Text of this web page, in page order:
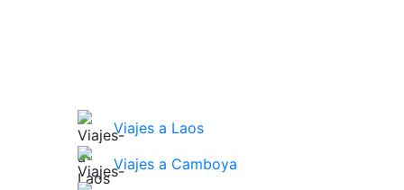
Viajes a Laos
Viajes a Camboya